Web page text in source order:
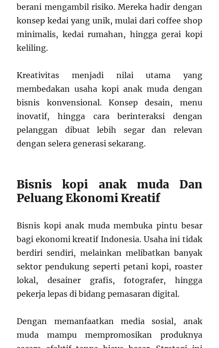
berani mengambil risiko. Mereka hadir dengan
konsep kedai yang unik, mulai dari coffee shop
minimalis, kedai rumahan, hingga gerai kopi
keliling.
Kreativitas menjadi nilai utama yang
membedakan usaha kopi anak muda dengan
bisnis konvensional. Konsep desain, menu
inovatif, hingga cara berinteraksi dengan
pelanggan dibuat lebih segar dan relevan
dengan selera generasi sekarang.
Bisnis kopi anak muda Dan
Peluang Ekonomi Kreatif
Bisnis kopi anak muda membuka pintu besar
bagi ekonomi kreatif Indonesia. Usaha ini tidak
berdiri sendiri, melainkan melibatkan banyak
sektor pendukung seperti petani kopi, roaster
lokal, desainer grafis, fotografer, hingga
pekerja lepas di bidang pemasaran digital.
Dengan memanfaatkan media sosial, anak
muda mampu mempromosikan produknya